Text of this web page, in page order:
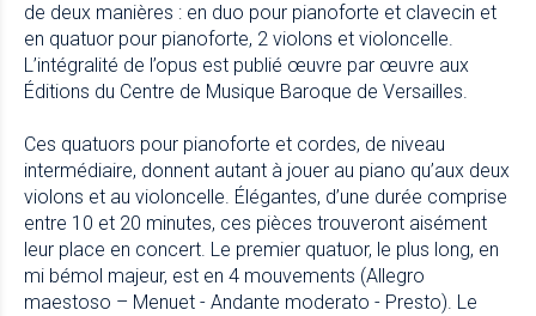
de deux manières : en duo pour pianoforte et clavecin et
en quatuor pour pianoforte, 2 violons et violoncelle.
L’intégralité de l’opus est publié œuvre par œuvre aux
Éditions du Centre de Musique Baroque de Versailles.
Ces quatuors pour pianoforte et cordes, de niveau
intermédiaire, donnent autant à jouer au piano qu’aux deux
violons et au violoncelle. Élégantes, d’une durée comprise
entre 10 et 20 minutes, ces pièces trouveront aisément
leur place en concert. Le premier quatuor, le plus long, en
mi bémol majeur, est en 4 mouvements (Allegro
maestoso – Menuet - Andante moderato - Presto). Le